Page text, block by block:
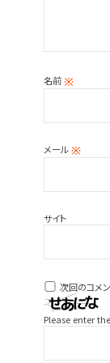
名前※
メール※
サイト
次回のコメ
Please enter